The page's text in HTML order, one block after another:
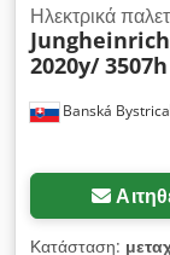
Banská Bystrica
Ηλεκτρικά
Jungheinrich
2020y/ 3507h
Κατάσταση: